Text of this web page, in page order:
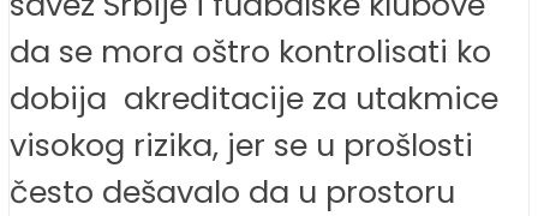
da se mora oštro kontrolisati ko
dobija akreditacije za utakmice
visokog rizika, jer se u prošlosti
često dešavalo da u prostoru